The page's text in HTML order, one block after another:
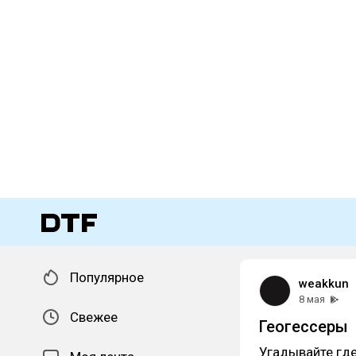
Популярное
Свежее
weakkun
8 мая
Геогессеры
Угадывайте